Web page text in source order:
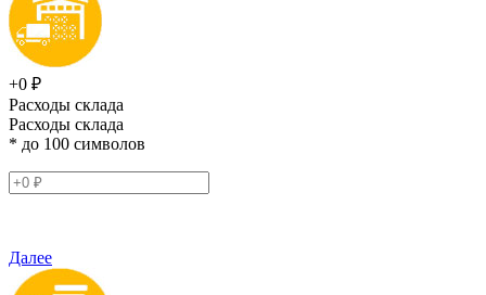
+0 ₽
Расходы склада
Расходы склада
* до 100 символов
Далее